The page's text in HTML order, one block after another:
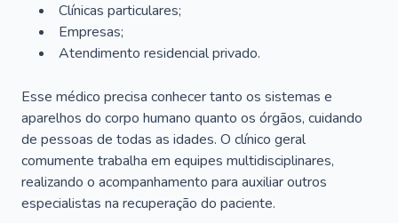
Clínicas particulares;
Empresas;
Atendimento residencial privado.
Esse médico precisa conhecer tanto os sistemas e
aparelhos do corpo humano quanto os órgãos, cuidando
de pessoas de todas as idades. O clínico geral
comumente trabalha em equipes multidisciplinares,
realizando o acompanhamento para auxiliar outros
especialistas na recuperação do paciente.